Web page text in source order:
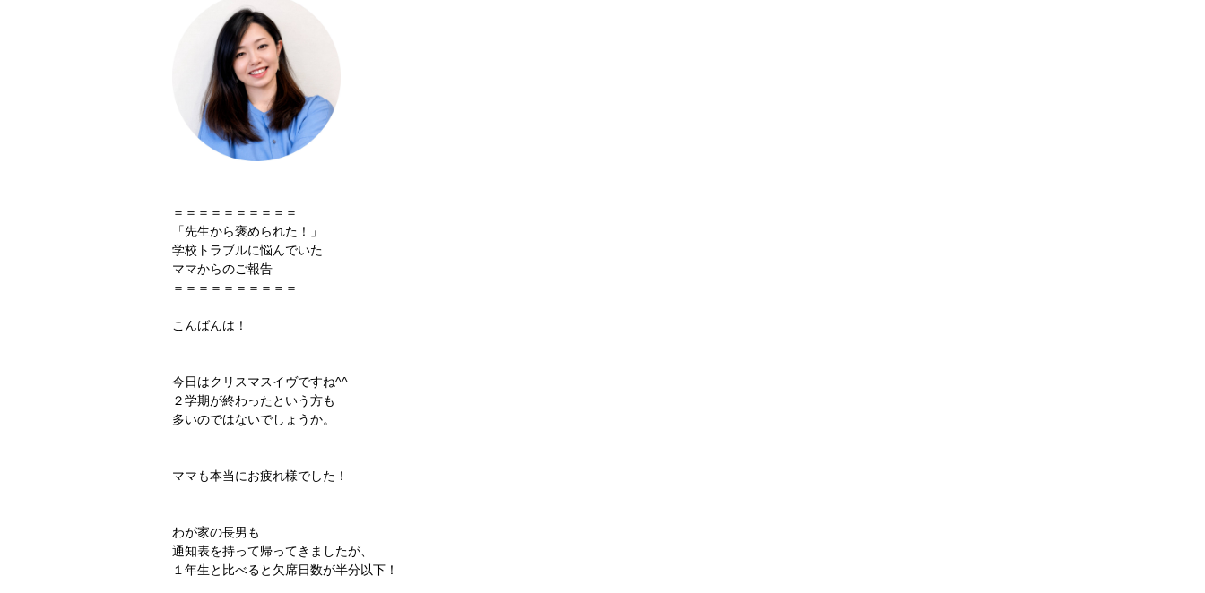
＝＝＝＝＝＝＝＝＝＝
「先生から褒められた！」
学校トラブルに悩んでいた
ママからのご報告
＝＝＝＝＝＝＝＝＝＝
こんばんは！
今日はクリスマスイヴですね^^
２学期が終わったという方も
多いのではないでしょうか。
ママも本当にお疲れ様でした！
わが家の長男も
通知表を持って帰ってきましたが、
１年生と比べると欠席日数が半分以下！